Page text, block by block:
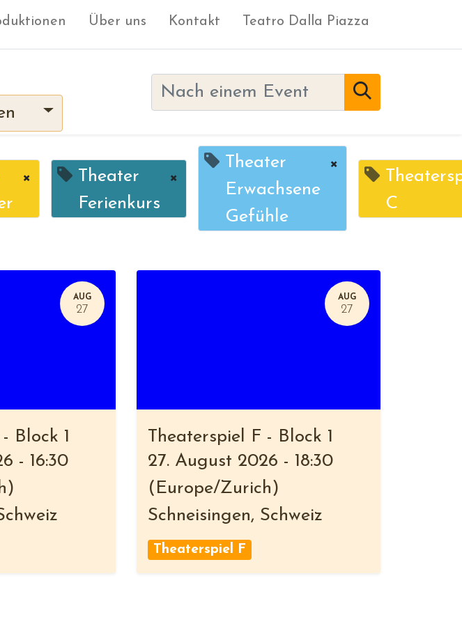
Über uns Kontakt Teatro Dalla Piazza
×
Theater
Ferienkurs
×
Theater
Erwachsene
Gefühle
×
C
AUG
27
Block 1
- 16:30
)
AUG
27
Theaterspiel F - Block 1
27. August 2026 - 18:30
( Europe/Zurich )
Schneisingen, Schweiz
Theaterspiel F